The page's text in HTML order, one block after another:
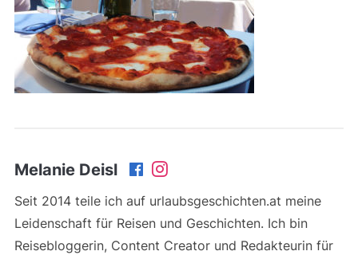
Melanie Deisl
Seit 2014 teile ich auf urlaubsgeschichten.at meine
Leidenschaft für Reisen und Geschichten. Ich bin
Reisebloggerin, Content Creator und Redakteurin für